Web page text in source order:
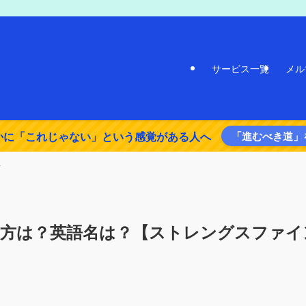
サービス一覧 メ
「これじゃない」という感覚がある人へ 「進むべき道
は？英語名は？【ストレングスファ